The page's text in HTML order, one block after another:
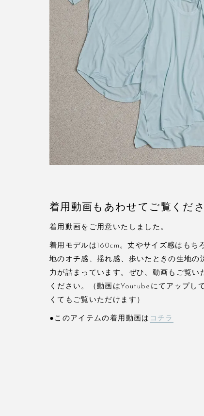
着用動画もあわせてご覧くだ
着用動画をご用意いたしました。
着用モデルは160cm。丈やサイズ感はもち
地のオチ感、揺れ感、歩いたときの生地の
力が詰まっています。ぜひ、動画もご覧い
ください。（動画はYoutubeにてアップし
くてもご覧いただけます）
●このアイテムの着用動画は コチラ